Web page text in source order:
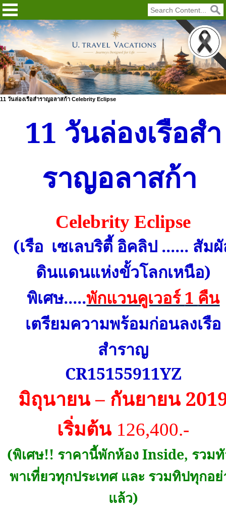
11 วันล่องเรือสำราญอลาสก้า Celebrity Eclipse
11 วันล่องเรือสำ
ราญอลาสก้า
Celebrity Eclipse
(เรือ เซเลบริตี้ อิคลิป ...... สัม
ดินแดนแห่งขั้วโลกเหนือ)
พิเศษ.....พักแวนคูเวอร์1 คืน
เตรียมความพร้อมก่อนลงเรือ
สำราญ
CR15155911YZ
มิถุนายน – กันยายน
เริ่มต้น 126,400.-
(พิเศษ!! ราคานี้พักห้องInside, รวม
พาเที่ยวทุกประเทศ และ รวมทิปทุกอย่
แล้ว)